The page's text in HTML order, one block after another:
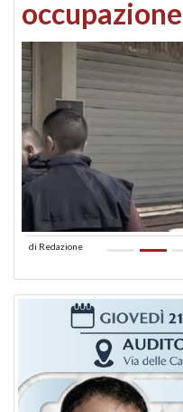
di Redazione